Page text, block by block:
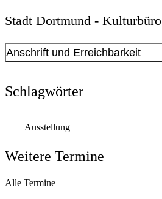
Stadt Dortmund - Kulturbüro
Anschrift und Erreichbarkeit
Anschrift
Schlagwörter
Ausstellung
Weitere Termine
Alle Termine